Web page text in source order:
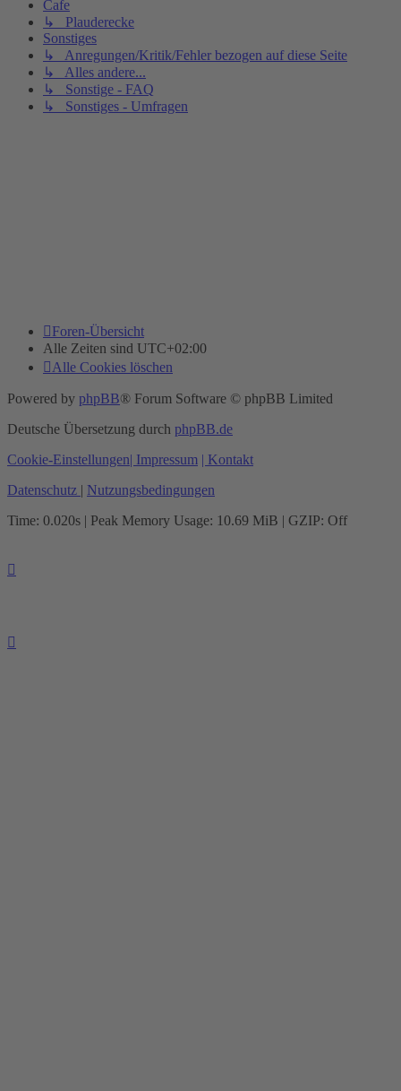
Cafe
↳ Plauderecke
Sonstiges
↳ Anregungen/Kritik/Fehler bezogen auf diese Seite
↳ Alles andere...
↳ Sonstige - FAQ
↳ Sonstiges - Umfragen
Foren-Übersicht
Alle Zeiten sind UTC+02:00
Alle Cookies löschen
Powered by phpBB® Forum Software © phpBB Limited
Deutsche Übersetzung durch phpBB.de
Cookie-Einstellungen| Impressum | Kontakt
Datenschutz | Nutzungsbedingungen
Time: 0.020s | Peak Memory Usage: 10.69 MiB | GZIP: Off